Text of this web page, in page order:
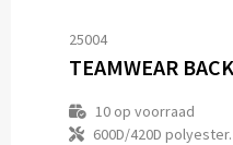
25004
TEAMWEAR
10op voorraad
600D/420D polyester.